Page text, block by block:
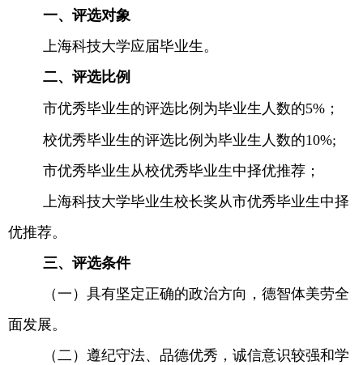
一、评选对象
上海科技大学应届毕业生。
二、评选比例
市优秀毕业生的评选比例为毕业生人数的5% ；
校优秀毕业生的评选比例为毕业生人数的10%;
市优秀毕业生从校优秀毕业生中择优推荐；
上海科技大学毕业生校长奖从市优秀毕业生中择
优推荐。
三、评选条件
（一）具有坚定正确的政治方向，德智体美劳全
面发展。
（二）遵纪守法、品德优秀，诚信意识较强和学